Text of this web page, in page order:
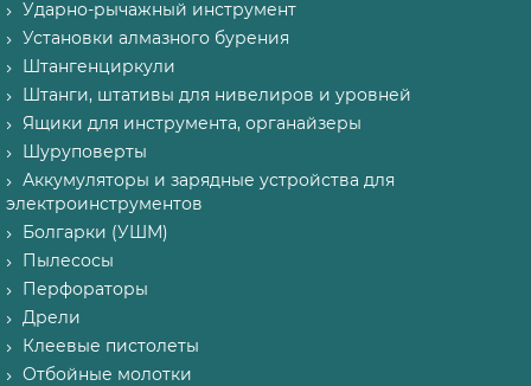
Ударно-рычажный инструмент
Установки алмазного бурения
Штангенциркули
Штанги, штативы для нивелиров и уровней
Ящики для инструмента, органайзеры
Шуруповерты
Аккумуляторы и зарядные устройства для
электроинструментов
Болгарки (УШМ)
Пылесосы
Перфораторы
Дрели
Клеевые пистолеты
Отбойные молотки